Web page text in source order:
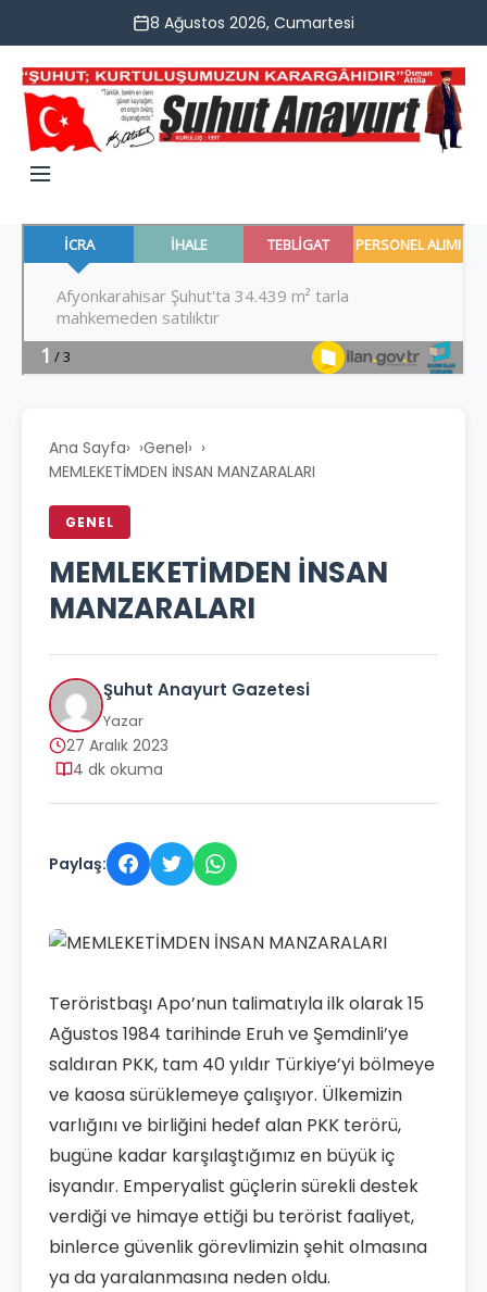
8 Ağustos 2026, Cumartesi
Ana Sayfa› Genel›
MEMLEKETİMDEN İNSAN MANZARALARI
GENEL
MEMLEKETİMDEN İNSAN
MANZARALARI
Şuhut Anayurt Gazetesi
Yazar
27 Aralık 2023
4 dk okuma
Paylaş:
Teröristbaşı Apo’nun talimatıyla ilk olarak 15
Ağustos 1984 tarihinde Eruh ve Şemdinli’ye
saldıran PKK, tam 40 yıldır Türkiye’yi bölmeye
ve kaosa sürüklemeye çalışıyor. Ülkemizin
varlığını ve birliğini hedef alan PKK terörü,
bugüne kadar karşılaştığımız en büyük iç
isyandır. Emperyalist güçlerin sürekli destek
verdiği ve himaye ettiği bu terörist faaliyet,
binlerce güvenlik görevlimizin şehit olmasına
ya da yaralanmasına neden oldu.